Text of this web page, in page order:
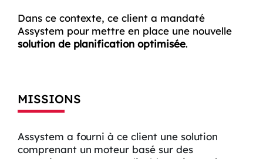
Dans ce contexte, ce client a mandaté
Assystem pour mettre en place une nouvelle
solution de planification optimisée.
MISSIONS
Assystem a fourni à ce client une solution
comprenant un moteur basé sur des